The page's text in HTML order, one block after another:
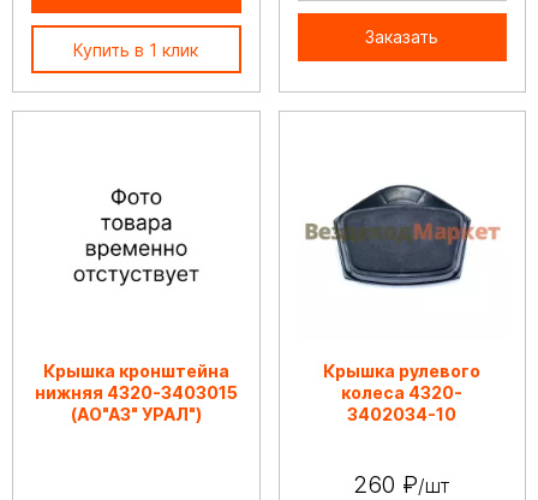
Купить в 1 клик
Заказать
Крышка кронштейна
нижняя 4320-3403015
(АО"АЗ" УРАЛ")
Крышка рулевого
колеса 4320-
3402034-10
260 ₽/шт